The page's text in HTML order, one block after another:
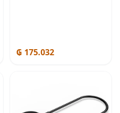
₲ 175.032